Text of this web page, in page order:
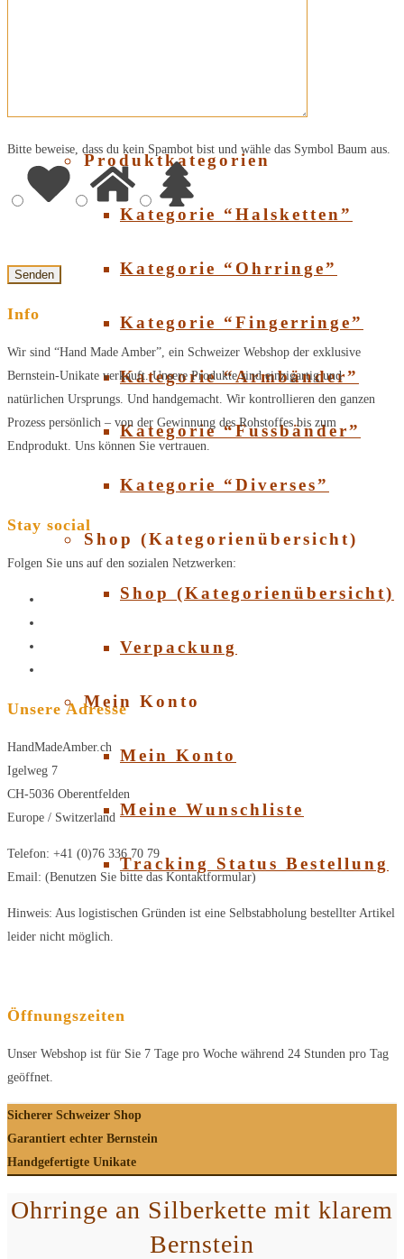
Produktkategorien
Kategorie “Halsketten”
Kategorie “Ohrringe”
Kategorie “Fingerringe”
Kategorie “Armbänder”
Kategorie “Fussbänder”
Kategorie “Diverses”
Shop (Kategorienübersicht)
Shop (Kategorienübersicht)
Verpackung
Mein Konto
Mein Konto
Meine Wunschliste
Tracking Status Bestellung
Bitte beweise, dass du kein Spambot bist und wähle das Symbol Baum aus.
Info
Wir sind “Hand Made Amber”, ein Schweizer Webshop der exklusive
Bernstein-Unikate verkauft. Unsere Produkte sind einzigartig und
natürlichen Ursprungs. Und handgemacht. Wir kontrollieren den ganzen
Prozess persönlich – von der Gewinnung des Rohstoffes bis zum
Endprodukt. Uns können Sie vertrauen.
Stay social
Folgen Sie uns auf den sozialen Netzwerken:
Unsere Adresse
HandMadeAmber.ch
Igelweg 7
CH-5036 Oberentfelden
Europe / Switzerland
Telefon: +41 (0)76 336 70 79
Email: (Benutzen Sie bitte das Kontaktformular)
Hinweis: Aus logistischen Gründen ist eine Selbstabholung bestellter Artikel
leider nicht möglich.
Öffnungszeiten
Unser Webshop ist für Sie 7 Tage pro Woche während 24 Stunden pro Tag
geöffnet.
Sicherer Schweizer Shop
Garantiert echter Bernstein
Handgefertigte Unikate
Ohrringe an Silberkette mit klarem
Bernstein